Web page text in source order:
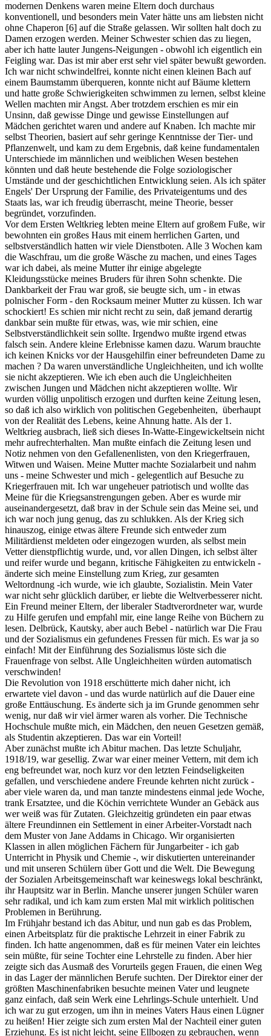
modernen Denkens waren meine Eltern doch durchaus
konventionell, und besonders mein Vater hätte uns am liebsten nicht
ohne Chaperon [6] auf die Straße gelassen. Wir sollten halt doch zu
Damen erzogen werden. Meiner Schwester schien das zu liegen,
aber ich hatte lauter Jungens-Neigungen - obwohl ich eigentlich ein
Feigling war. Das ist mir aber erst sehr viel später bewußt geworden.
Ich war nicht schwindelfrei, konnte nicht einen kleinen Bach auf
einem Baumstamm überqueren, konnte nicht auf Bäume klettern
und hatte große Schwierigkeiten schwimmen zu lernen, selbst kleine
Wellen machten mir Angst. Aber trotzdem erschien es mir ein
Unsinn, daß gewisse Dinge und gewisse Einstellungen auf
Mädchen gerichtet waren und andere auf Knaben. Ich machte mir
selbst Theorien, basiert auf sehr geringe Kenntnisse der Tier- und
Pflanzenwelt, und kam zu dem Ergebnis, daß keine fundamentalen
Unterschiede im männlichen und weiblichen Wesen bestehen
könnten und daß heute bestehende die Folge soziologischer
Umstände und der geschichtlichen Entwicklung seien. Als ich später
Engels' Der Ursprung der Familie, des Privateigentums und des
Staats las, war ich freudig überrascht, meine Theorie, besser
begründet, vorzufinden.
Vor dem Ersten Weltkrieg lebten meine Eltern auf großem Fuße, wir
bewohnten ein großes Haus mit einem herrlichen Garten, und
selbstverständlich hatten wir viele Dienstboten. Alle 3 Wochen kam
die Waschfrau, um die große Wäsche zu machen, und eines Tages
war ich dabei, als meine Mutter ihr einige abgelegte
Kleidungsstücke meines Bruders für ihren Sohn schenkte. Die
Dankbarkeit der Frau war groß, sie beugte sich, um - in etwas
polnischer Form - den Rocksaum meiner Mutter zu küssen. Ich war
schockiert! Es schien mir nicht recht zu sein, daß jemand derartig
dankbar sein mußte für etwas, was, wie mir schien, eine
Selbstverständlichkeit sein sollte. Irgendwo mußte irgend etwas
falsch sein. Andere kleine Erlebnisse kamen dazu. Warum brauchte
ich keinen Knicks vor der Hausgehilfin einer befreundeten Dame zu
machen ? Da waren unverständliche Ungleichheiten, und ich wollte
sie nicht akzeptieren. Wie ich eben auch die Ungleichheiten
zwischen Jungen und Mädchen nicht akzeptieren wollte. Wir
wurden völlig unpolitisch erzogen und durften keine Zeitung lesen,
so daß ich also wirklich von politischen Gegebenheiten, überhaupt
von der Realität des Lebens, keine Ahnung hatte. Als der 1.
Weltkrieg ausbrach, ließ sich dieses In-Watte-Eingewickeltsein nicht
mehr aufrechterhalten. Man mußte einfach die Zeitung lesen und
Notiz nehmen von den Gefallenenlisten, von den Kriegerfrauen,
Witwen und Waisen. Meine Mutter machte Sozialarbeit und nahm
uns - meine Schwester und mich - gelegentlich auf Besuche zu
Kriegerfrauen mit. Ich war ungeheuer patriotisch und wollte das
Meine für die Kriegsanstrengungen geben. Aber es wurde mir
auseinandergesetzt, daß brav in der Schule sein das Meine sei, und
ich war noch jung genug, das zu schlukken. Als der Krieg sich
hinauszog, einige etwas ältere Freunde sich entweder zum
Militärdienst meldeten oder eingezogen wurden, als selbst mein
Vetter dienstpflichtig wurde, und, vor allen Dingen, ich selbst älter
und reifer wurde und begann, kritische Fähigkeiten zu entwickeln -
änderte sich meine Einstellung zum Krieg, zur gesamten
Weltordnung -ich wurde, wie ich glaubte, Sozialistin. Mein Vater
war nicht sehr glücklich darüber, er liebte die Weltverbesserer nicht.
Ein Freund meiner Eltern, der liberaler Stadtverordneter war, wurde
zu Hilfe gerufen und empfahl mir, eine lange Reihe von Büchern zu
lesen. Delbrück, Kautsky, aber auch Bebel - natürlich war Die Frau
und der Sozialismus ein gefundenes Fressen für mich. Es war ja so
einfach! Mit der Einführung des Sozialismus löste sich die
Frauenfrage von selbst. Alle Ungleichheiten würden automatisch
verschwinden!
Die Revolution von 1918 erschütterte mich daher nicht, ich
erwartete viel davon - und das wurde natürlich auf die Dauer eine
große Enttäuschung. Es änderte sich ja im Grunde genommen sehr
wenig, nur daß wir viel ärmer waren als vorher. Die Technische
Hochschule mußte mich, ein Mädchen, den neuen Gesetzen gemäß,
als Studentin akzeptieren. Das war ein Vorteil!
Aber zunächst mußte ich Abitur machen. Das letzte Schuljahr,
1918/19, war gesellig. Zwar war einer meiner Vettern, mit dem ich
eng befreundet war, noch kurz vor den letzten Feindseligkeiten
gefallen, und verschiedene andere Freunde kehrten nicht zurück -
aber viele waren da, und man tanzte mindestens einmal jede Woche,
trank Ersatztee, und die Köchin verrichtete Wunder an Gebäck aus
wer weiß was für Zutaten. Gleichzeitig gründeten ein paar etwas
ältere Freundinnen ein Settlement in einer Arbeiter-Vorstadt nach
dem Muster von Jane Addams in Chicago. Wir organisierten
Klassen in allen möglichen Fächern für Jungarbeiter - ich gab
Unterricht in Physik und Chemie -, wir diskutierten untereinander
und mit unseren Schülern über Gott und die Welt. Die Bewegung
der Sozialen Arbeitsgemeinschaft war keineswegs lokal beschränkt,
ihr Hauptsitz war in Berlin. Manche unserer jungen Schüler waren
sehr radikal, und ich kam zum ersten Mal mit wirklich politischen
Problemen in Berührung.
Im Frühjahr bestand ich das Abitur, und nun gab es das Problem,
einen Arbeitsplatz für die praktische Lehrzeit in einer Fabrik zu
finden. Ich hatte angenommen, daß es für meinen Vater ein leichtes
sein müßte, für seine Tochter eine Lehrstelle zu finden. Aber hier
zeigte sich das Ausmaß des Vorurteils gegen Frauen, die einen Weg
in das Lager der männlichen Berufe suchten. Der Direktor einer der
größten Maschinenfabriken besuchte meinen Vater und leugnete
ganz einfach, daß sein Werk eine Lehrlings-Schule unterhielt. Und
ich war zu gut erzogen, um ihn in meines Vaters Haus einen Lügner
zu heißen! Hier zeigte sich zum ersten Mal der Nachteil einer guten
Erziehung. Es ist nicht leicht, seine Ellbogen zu gebrauchen, wenn